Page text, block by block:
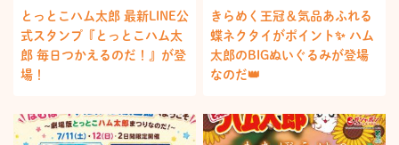
とっとこハム太郎 最新LINE公
式スタンプ『とっとこハム太
郎 毎日つかえるのだ！』が登
場！
きらめく王冠＆気品あふれる
蝶ネクタイがポイント✨ ハム
太郎のBIGぬいぐるみが登場
なのだ👑